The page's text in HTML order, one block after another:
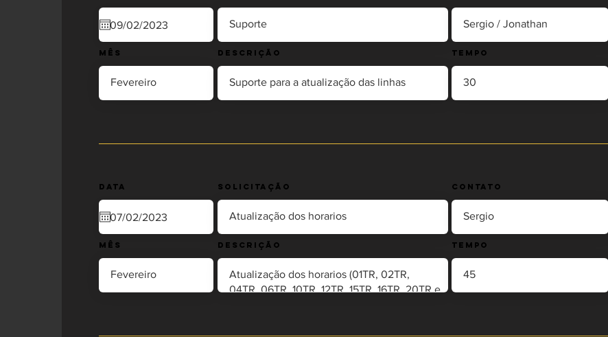
Mês Descrição Tempo
Data Solicitação Contato
Mês Descrição Tempo